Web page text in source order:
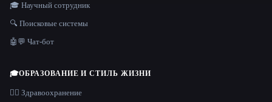
🎓 Научный сотрудник
🔍 Поисковые системы
🤖💬 Чат-бот
🎓ОБРАЗОВАНИЕ И СТИЛЬ ЖИЗНИ
👩‍⚕️ Здравоохранение